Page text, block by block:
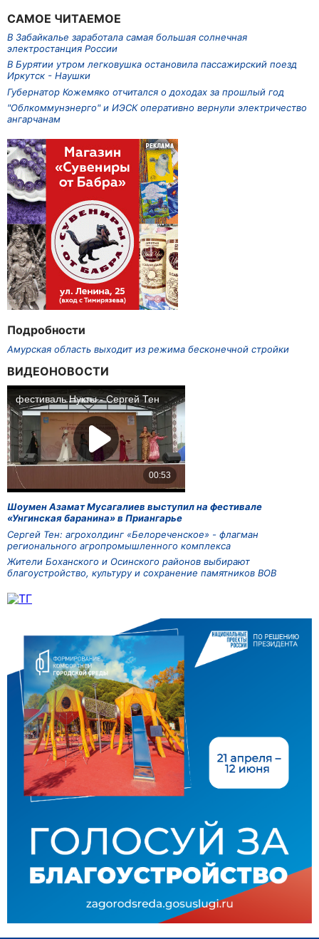
САМОЕ ЧИТАЕМОЕ
В Забайкалье заработала самая большая солнечная
электростанция России
В Бурятии утром легковушка остановила пассажирский поезд
Иркутск - Наушки
Губернатор Кожемяко отчитался о доходах за прошлый год
"Облкоммунэнерго" и ИЭСК оперативно вернули электричество
ангарчанам
Подробности
Амурская область выходит из режима бесконечной стройки
ВИДЕОНОВОСТИ
Шоумен Азамат Мусагалиев выступил на фестивале
«Унгинская баранина» в Приангарье
Сергей Тен: агрохолдинг «Белореченское» - флагман
регионального агропромышленного комплекса
Жители Боханского и Осинского районов выбирают
благоустройство, культуру и сохранение памятников ВОВ